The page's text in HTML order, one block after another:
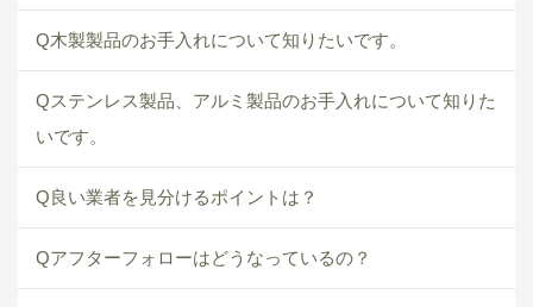
Q木製製品のお手入れについて知りたいです。
Qステンレス製品、アルミ製品のお手入れについて知りた
いです。
Q良い業者を見分けるポイントは？
Qアフターフォローはどうなっているの？